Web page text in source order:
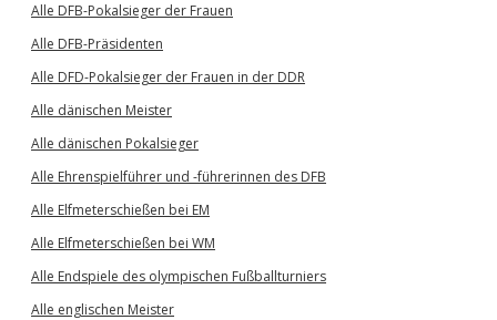
Alle DFB-Pokalsieger der Frauen
Alle DFB-Präsidenten
Alle DFD-Pokalsieger der Frauen in der DDR
Alle dänischen Meister
Alle dänischen Pokalsieger
Alle Ehrenspielführer und -führerinnen des DFB
Alle Elfmeterschießen bei EM
Alle Elfmeterschießen bei WM
Alle Endspiele des olympischen Fußballturniers
Alle englischen Meister